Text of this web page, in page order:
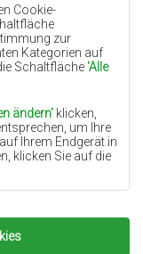
Cookie-
zur
Kategorien auf
Schaltfläche 'Alle
ändern' klicken,
um Ihre
Ihrem Endgerät in
klicken Sie auf die
Interesse des
Dritter in Form der
auf unserer
Alle Rechte